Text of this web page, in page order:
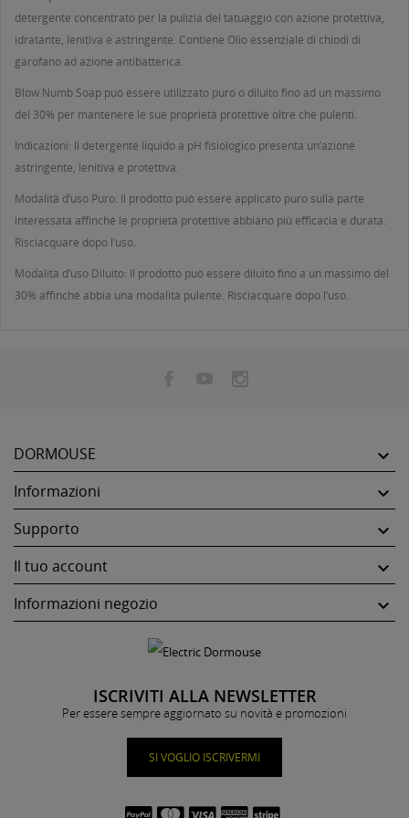
detergente concentrato per la pulizia del tatuaggio con azione protettiva,
idratante, lenitiva e astringente. Contiene Olio essenziale di chiodi di
garofano ad azione antibatterica.
Blow Numb Soap può essere utilizzato puro o diluito fino ad un massimo
del 30% per mantenere le sue proprietà protettive oltre che pulenti.
Indicazioni: Il detergente liquido a pH fisiologico presenta un’azione
astringente, lenitiva e protettiva.
Modalità d’uso Puro: Il prodotto può essere applicato puro sulla parte
interessata affinché le proprietà protettive abbiano più efficacia e durata.
Risciacquare dopo l’uso.
Modalità d’uso Diluito: Il prodotto può essere diluito fino a un massimo del
30% affinché abbia una modalità pulente. Risciacquare dopo l’uso.
DORMOUSE 
Informazioni 
Supporto 
Il tuo account 
Informazioni negozio 
ISCRIVITI ALLA NEWSLETTER
Per essere sempre aggiornato su novità e promozioni
SI VOGLIO ISCRIVERMI